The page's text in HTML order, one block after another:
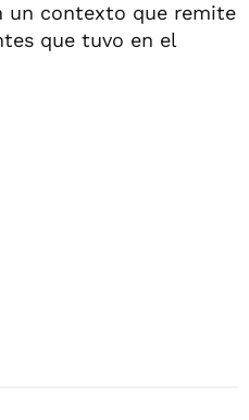
un contexto que remite
que tuvo en el